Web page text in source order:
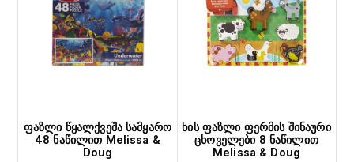
ფაზლი წყალქვეშა სამყარო
48 ნაწილით Melissa &
Doug
ხის ფაზლი ფერმის შინაური
ცხოველები 8 ნაწილით
Melissa & Doug